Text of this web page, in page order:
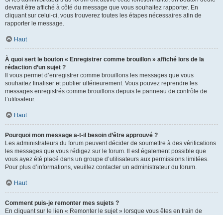
devrait être affiché à côté du message que vous souhaitez rapporter. En
cliquant sur celui-ci, vous trouverez toutes les étapes nécessaires afin de
rapporter le message.
Haut
À quoi sert le bouton « Enregistrer comme brouillon » affiché lors de la
rédaction d’un sujet ?
Il vous permet d’enregistrer comme brouillons les messages que vous
souhaitez finaliser et publier ultérieurement. Vous pouvez reprendre les
messages enregistrés comme brouillons depuis le panneau de contrôle de
l’utilisateur.
Haut
Pourquoi mon message a-t-il besoin d’être approuvé ?
Les administrateurs du forum peuvent décider de soumettre à des vérifications
les messages que vous rédigez sur le forum. Il est également possible que
vous ayez été placé dans un groupe d’utilisateurs aux permissions limitées.
Pour plus d’informations, veuillez contacter un administrateur du forum.
Haut
Comment puis-je remonter mes sujets ?
En cliquant sur le lien « Remonter le sujet » lorsque vous êtes en train de